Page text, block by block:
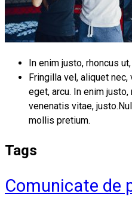
In enim justo, rhoncus
Fringilla vel, aliquet
eget, arcu. In enim
venenatis vitae,
mollis pretium.
Tags
Comunicate de